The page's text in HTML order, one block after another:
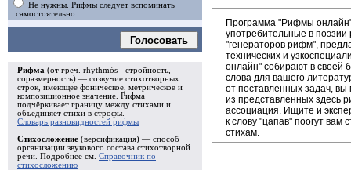
Не нужны. Рифмы следует вспоминать
самостоятельно.
Голосовать
Рифма (от греч. rhythmós - стройность,
соразмерность) — созвучие стихотворных
строк, имеющее фоническое, метрическое и
композиционное значение. Рифма
подчёркивает границу между стихами и
объединяет стихи в строфы
Словарь разновидностей рифмы
Стихосложение (версификация) — способ
организации звукового состава стихотворной
речи. Подробнее см. Справочник по
стихосложению
Программа "Рифмы
употребительные в
"генераторов рифм",
технических и
онлайн" собирают в своей
слова для вашего
от поставленных задач,
из представленных здесь
ассоциация. Ищите и
к слову "цапав" поогут
стихам.